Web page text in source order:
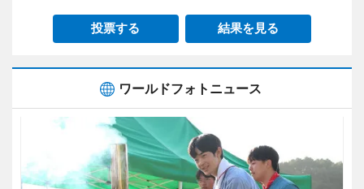
投票する 結果を見る
ワールドフォトニュース